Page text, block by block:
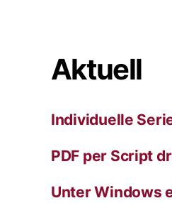
Aktuell
Individuelle
PDF per Script
Unter Windows